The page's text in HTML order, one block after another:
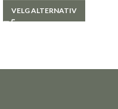
VELG ALTERNATIV